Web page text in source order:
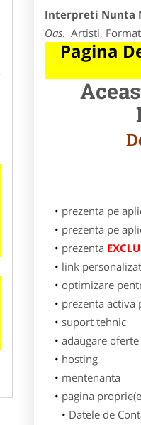
Interpreti Nunta
Oas. Artisti,
Pagina
prezenta pe
prezenta pe
prezenta
link
optimizare
prezenta activa
suport tehnic
adaugare
hosting
mentenanta
pagina
Datele de